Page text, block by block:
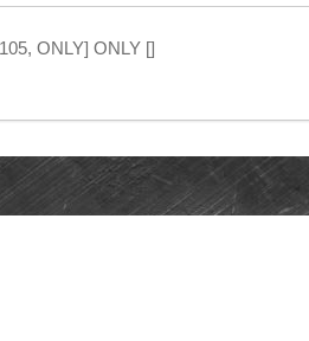
ONLY] ONLY []